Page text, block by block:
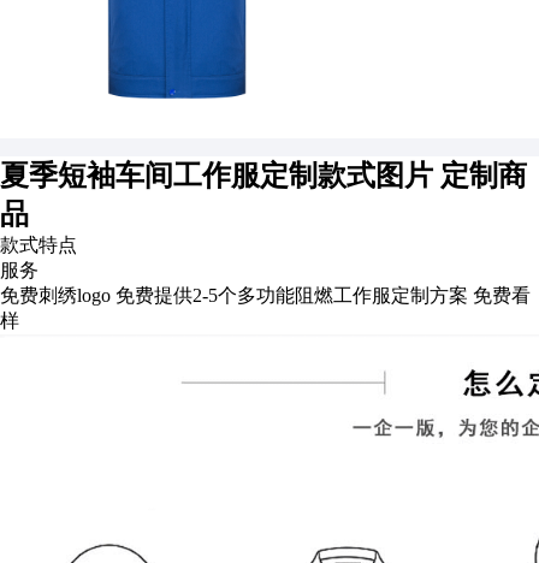
夏季短袖车间工作服定制款式图片 定制商
品
款式特点
服务
免费刺绣logo 免费提供2-5个多功能阻燃工作服定制方案 免费看
样